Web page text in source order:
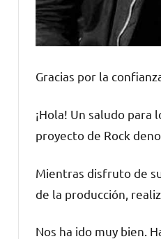
Gracias por la
¡Hola! Un saludo para
proyecto de Rock
Mientras disfruto de
de la producción,
Nos ha ido muy bien.